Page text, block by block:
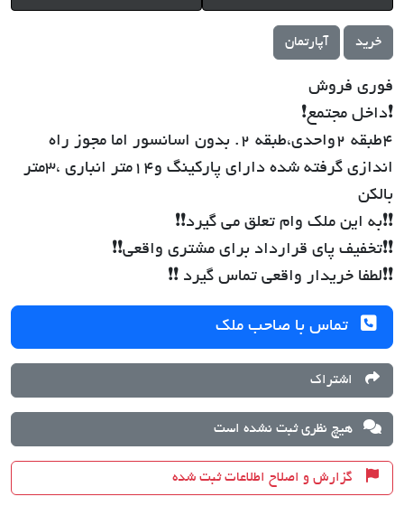
خرید آپارتمان
فوری فروش
❗️داخل مجتمع❗️
4طبقه 2واحدی،طبقه 2. بدون اسانسور اما مجوز راه
اندازی گرفته شده دارای پارکینگ و١٤متر انباری ،٣متر
بالکن
❗️❗️به این ملک وام تعلق می گیرد❗️❗️
❗️❗️تخفیف پای قرارداد برای مشتری واقعی❗️❗️
❗️❗️لطفا خریدار واقعی تماس گیرد ❗️❗️
تماس با صاحب ملک
اشتراک
هیچ نظری ثبت نشده است
گزارش و اصلاح اطلاعات ثبت شده